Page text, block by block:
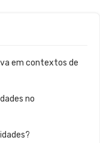
em contextos de
no